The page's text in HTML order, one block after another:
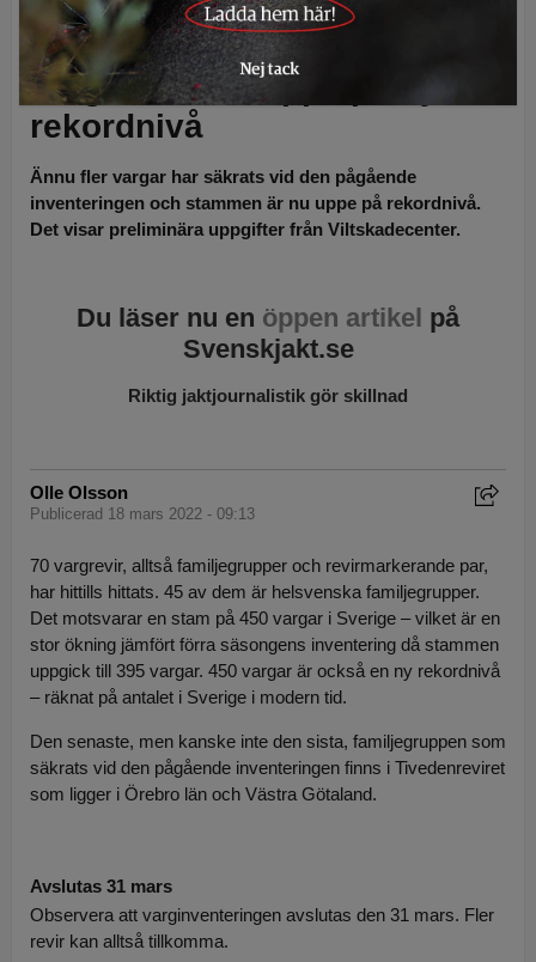
Inventeringen visar:
Vargstammen uppe på ny
rekordnivå
Ännu fler vargar har säkrats vid den pågående
inventeringen och stammen är nu uppe på rekordnivå.
Det visar preliminära uppgifter från Viltskadecenter.
Du läser nu en öppen artikel på
Svenskjakt.se
Riktig jaktjournalistik gör skillnad
Olle Olsson
Publicerad 18 mars 2022 - 09:13
70 vargrevir, alltså familjegrupper och revirmarkerande par,
har hittills hittats. 45 av dem är helsvenska familjegrupper.
Det motsvarar en stam på 450 vargar i Sverige – vilket är en
stor ökning jämfört förra säsongens inventering då stammen
uppgick till 395 vargar. 450 vargar är också en ny rekordnivå
– räknat på antalet i Sverige i modern tid.
Den senaste, men kanske inte den sista, familjegruppen som
säkrats vid den pågående inventeringen finns i Tivedenreviret
som ligger i Örebro län och Västra Götaland.
Avslutas 31 mars
Observera att varginventeringen avslutas den 31 mars. Fler
revir kan alltså tillkomma.